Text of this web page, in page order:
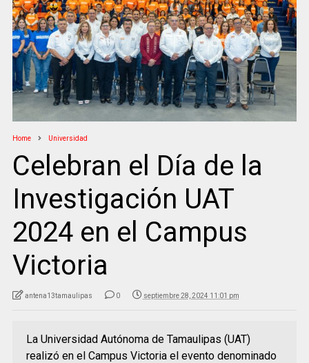
Home Universidad
Celebran el Día de la
Investigación UAT
2024 en el Campus
Victoria
antena13tamaulipas 0 septiembre 28, 2024 11:01 pm
La Universidad Autónoma de Tamaulipas (UAT)
realizó en el Campus Victoria el evento denominado